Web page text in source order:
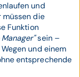
und
müssen die
Funktion
Manager"sein –
und einem
entsprechende